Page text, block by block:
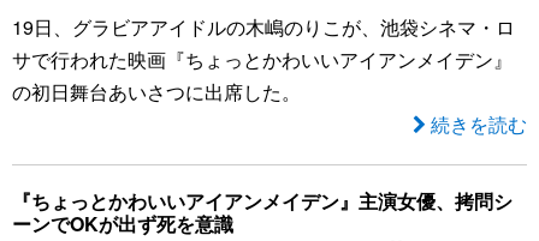
19日、グラビアアイドルの木嶋のりこが、池袋シネマ・ロ
サで行われた映画『ちょっとかわいいアイアンメイデン』
の初日舞台あいさつに出席した。
続きを読む
『ちょっとかわいいアイアンメイデン』主演女優、拷問シ
ーンでOKが出ず死を意識